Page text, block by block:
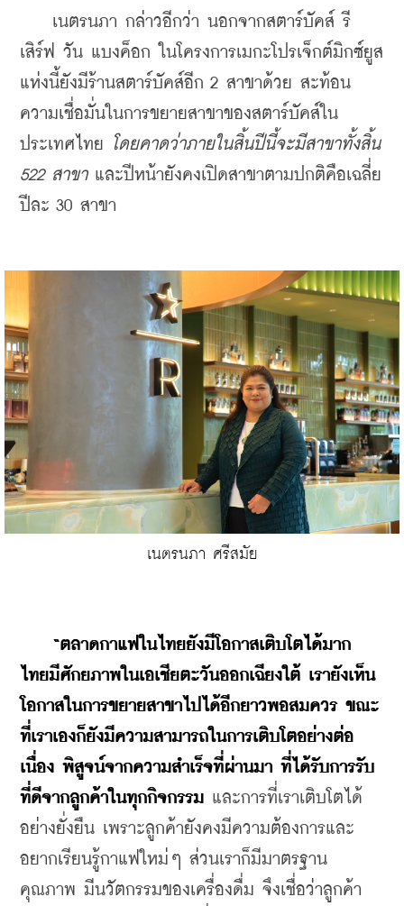
เนตรนภา กล่าวอีกว่า นอกจากสตาร์บัคส์ รี
เสิร์ฟ วัน แบงค็อก ในโครงการเมกะโปรเจ็กต์มิกซ์ยูส
แห่งนี้ยังมีร้านสตาร์บัคส์อีก 2 สาขาด้วย สะท้อน
ความเชื่อมั่นในการขยายสาขาของสตาร์บัคส์ใน
ประเทศไทย
โดยคาดว่าภายในสิ้นปีนี้จะมีสาขาทั้งสิ้น
522 สาขา และปีหน้ายังคงเปิดสาขาตามปกติคือเฉลี่ย
ปีละ 30 สาขา
เนตรนภา ศรีสมัย
“ตลาดกาแฟในไทยยังมีโอกาสเติบโตได้มาก
ไทยมีศักยภาพในเอเชียตะวันออกเฉียงใต้ เรายังเห็น
โอกาสในการขยายสาขาไปได้อีกยาวพอสมควร ขณะ
ที่เราเองก็ยังมีความสามารถในการเติบโตอย่างต่อ
เนื่อง พิสูจน์จากความสำเร็จที่ผ่านมา ที่ได้รับการรับ
ที่ดีจากลูกค้าในทุกกิจกรรม และการที่เราเติบโตได้
อย่างยั่งยืน เพราะลูกค้ายังคงมีความต้องการและ
อยากเรียนรู้กาแฟใหม่ๆ ส่วนเราก็มีมาตรฐาน
คุณภาพ มีนวัตกรรมของเครื่องดื่ม จึงเชื่อว่าลูกค้า